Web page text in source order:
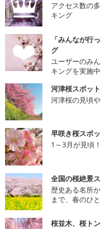
アクセス数の
キング
「みんなが行
グ
ユーザーのみ
キングを実施中
河津桜スポット
河津桜の見頃
早咲き桜スポ
1～3月が見頃
全国の桜絶景
歴史ある名所
まで、春のひ
桜並木、桜ト